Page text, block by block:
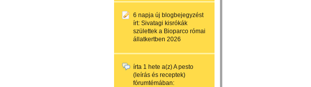
6 napja új blogbejegyzést
írt: Sivatagi kisrókák
születtek a Bioparco római
állatkertben 2026
írta 1 hete a(z)A pesto
(leírás és receptek)
fórumtémában: